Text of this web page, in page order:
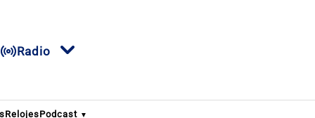
Radio
RelojesPodcast